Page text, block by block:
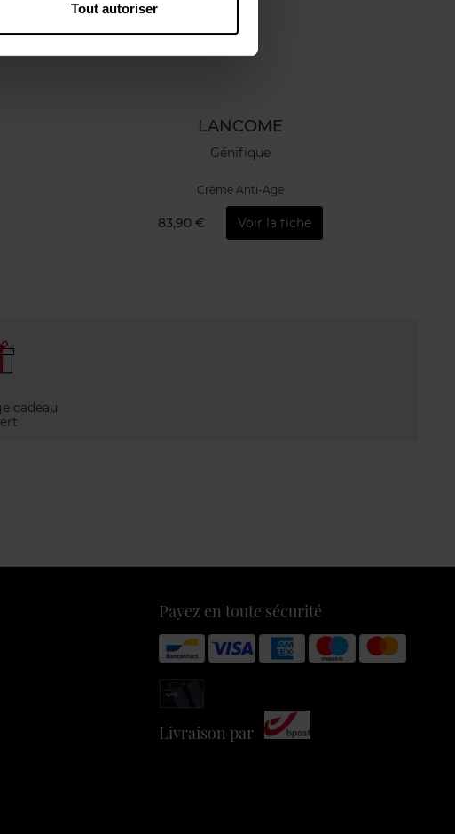
Tout autoriser
LANCOME
Génifique
Crème Anti-Age
83,90 € Voir la fiche
cadeau
Payez en toute sécurité
Livraison par